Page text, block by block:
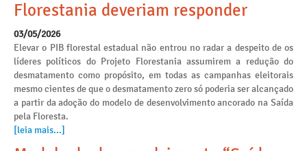
Florestania deveriam responder
03/05/2026
Elevar o PIB florestal estadual não entrou no radar a despeito de os
líderes políticos do Projeto Florestania assumirem a redução do
desmatamento como propósito, em todas as campanhas eleitorais
mesmo cientes de que o desmatamento zero só poderia ser alcançado
a partir da adoção do modelo de desenvolvimento ancorado na Saída
pela Floresta.
[leia mais...]